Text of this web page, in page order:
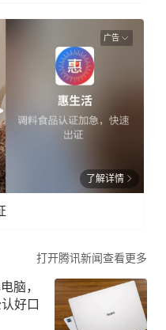
广告
了解详情
打开腾讯新闻查看更多
脑，
好口